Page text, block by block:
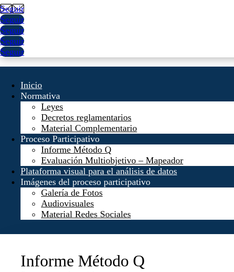
Seguir
Seguir
Seguir
Seguir
Seguir
Inicio
Normativa
Leyes
Decretos reglamentarios
Material Complementario
Proceso Participativo
Informe Método Q
Evaluación Multiobjetivo – Mapeador
Plataforma visual para el análisis de datos
Imágenes del proceso participativo
Galería de Fotos
Audiovisuales
Material Redes Sociales
Informe Método Q